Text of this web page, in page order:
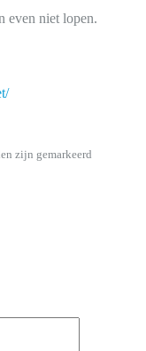
even niet lopen.
zijn gemarkeerd